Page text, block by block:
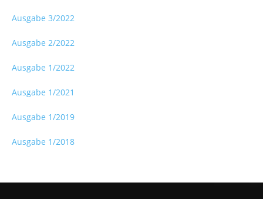
Ausgabe 3/2022
Ausgabe 2/2022
Ausgabe 1/2022
Ausgabe 1/2021
Ausgabe 1/2019
Ausgabe 1/2018